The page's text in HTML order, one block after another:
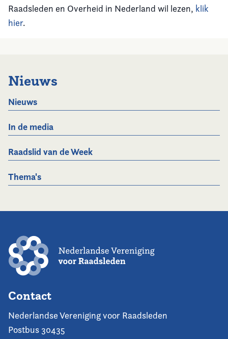
Raadsleden en Overheid in Nederland wil lezen, klik
hier.
Nieuws
Nieuws
In de media
Raadslid van de Week
Thema's
Contact
Nederlandse Vereniging voor Raadsleden
Postbus 30435